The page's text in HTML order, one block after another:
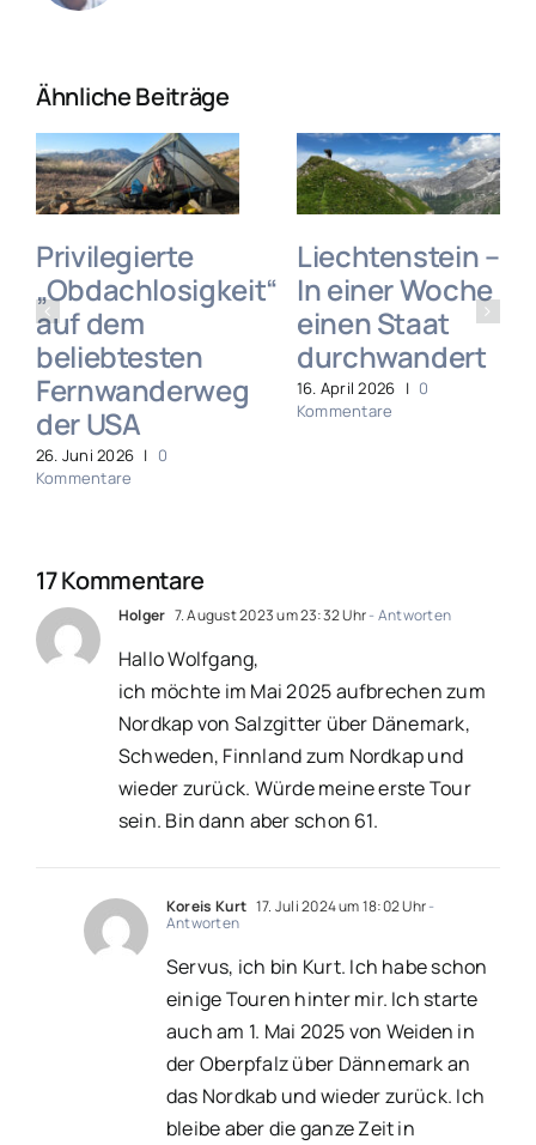
Ähnliche Beiträge
Privilegierte
„Obdachlosigkeit“
auf dem
beliebtesten
Fernwanderweg
der USA
26. Juni 2026 | 0
Kommentare
Liechtenstein –
In einer Woche
einen Staat
durchwandert
16. April 2026 | 0
Kommentare
17 Kommentare
Holger 7. August 2023 um 23:32 Uhr- Antworten
Hallo Wolfgang,
ich möchte im Mai 2025 aufbrechen zum
Nordkap von Salzgitter über Dänemark,
Schweden, Finnland zum Nordkap und
wieder zurück. Würde meine erste Tour
sein. Bin dann aber schon 61.
Koreis Kurt 17. Juli 2024 um 18:02 Uhr-
Antworten
Servus, ich bin Kurt. Ich habe schon
einige Touren hinter mir. Ich starte
auch am 1. Mai 2025 von Weiden in
der Oberpfalz über Dännemark an
das Nordkab und wieder zurück. Ich
bleibe aber die ganze Zeit in